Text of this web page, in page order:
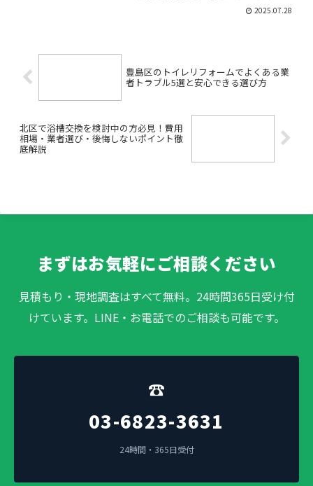
新しくしたいけど、費用や業者選びで失
敗したくない…」「過去にトイレ交換で
2025.07.28
豊島区のトイレリフォームでよくある業
者トラブル5選と安心できる選び方
北区で浴槽交換を検討中の方必見！費用
相場・業者選び・後悔しないポイント徹
底解説
まずはお気軽にご相談ください
見積もり・現地調査はすべて無料。24時間365日受け付
けています。LINE・お電話でのご相談も可能です。
☎
03-6823-3631
24時間・365日受付